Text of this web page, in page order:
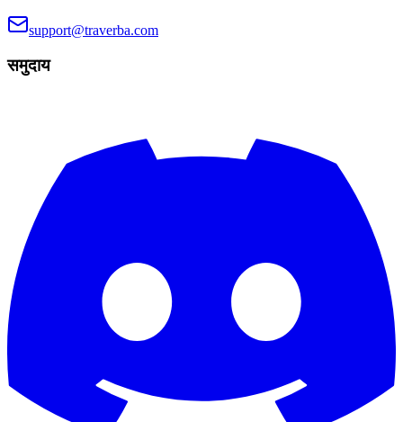
support@traverba.com
समुदाय